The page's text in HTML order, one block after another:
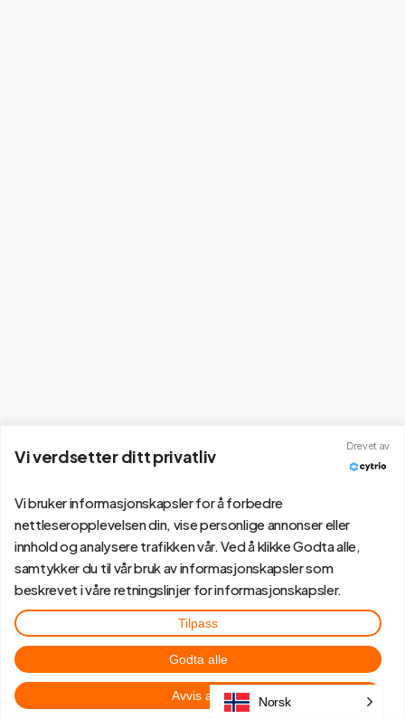
Norsk
Vi verdsetter ditt privatliv
Drevet av
Vi bruker informasjonskapsler for å forbedre
nettleseropplevelsen din, vise personlige annonser eller
innhold og analysere trafikken vår. Ved å klikke Godta alle,
samtykker du til vår bruk av informasjonskapsler som
beskrevet i våre retningslinjer for informasjonskapsler.
Tilpass
Avvis alle
Godta alle